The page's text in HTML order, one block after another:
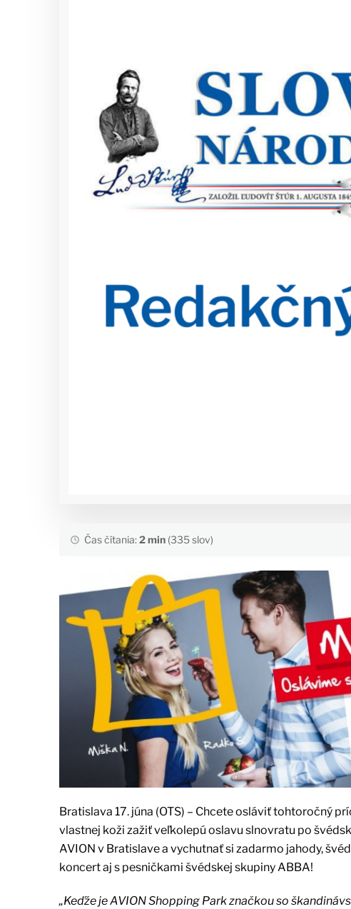
Čas čítania:2 min(335 slov)
Bratislava 17. júna (OTS) – Chcete osláviť tohtoročný
vlastnej koži zažiť veľkolepú oslavu slnovratu po
AVION v Bratislave a vychutnať si zadarmo jahody,
koncert aj s pesničkami švédskej skupiny ABBA!
„Keďže je AVION Shopping Park značkou so